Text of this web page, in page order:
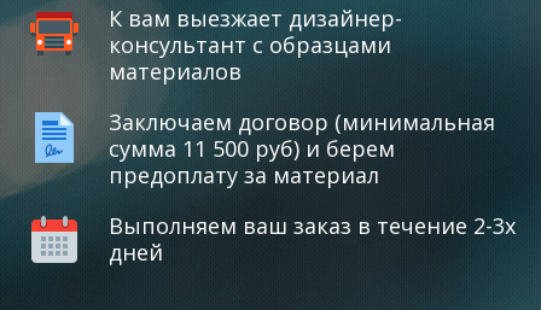
К вам выезжает дизайнер-
консультант с образцами
материалов
Заключаем договор (минимальная
сумма 11 500 руб) и берем
предоплату за материал
Выполняем ваш заказ в течение 2-3х
дней